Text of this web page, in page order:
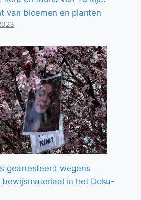
van bloemen en planten
gearresteerd wegens
bewijsmateriaal in het Doku-